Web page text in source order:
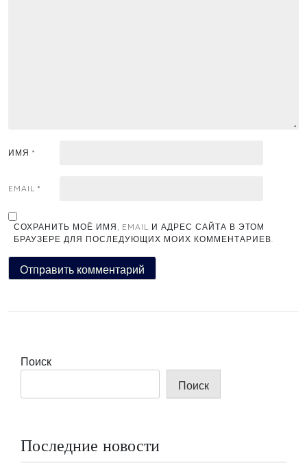
ИМЯ *
EMAIL *
СОХРАНИТЬ МОЁ ИМЯ, EMAIL И АДРЕС САЙТА В ЭТОМ
БРАУЗЕРЕ ДЛЯ ПОСЛЕДУЮЩИХ МОИХ КОММЕНТАРИЕВ.
Поиск
Поиск
Последние новости